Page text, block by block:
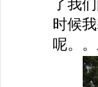
时候
呢。